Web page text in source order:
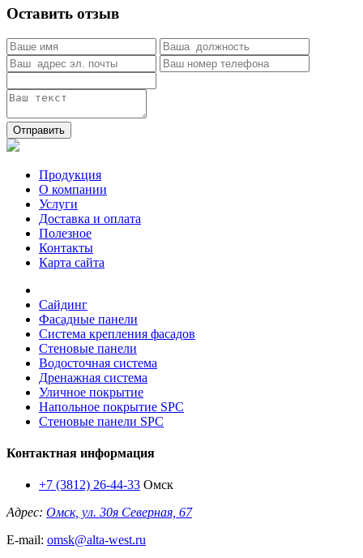
Оставить отзыв
Отправить
Продукция
О компании
Услуги
Доставка и оплата
Полезное
Контакты
Карта сайта
Сайдинг
Фасадные панели
Система крепления фасадов
Стеновые панели
Водосточная система
Дренажная система
Уличное покрытие
Напольное покрытие SPC
Стеновые панели SPC
Контактная информация
+7 (3812) 26-44-33 Омск
Адрес: Омск, ул. 30я Северная, 67
E-mail: omsk@alta-west.ru